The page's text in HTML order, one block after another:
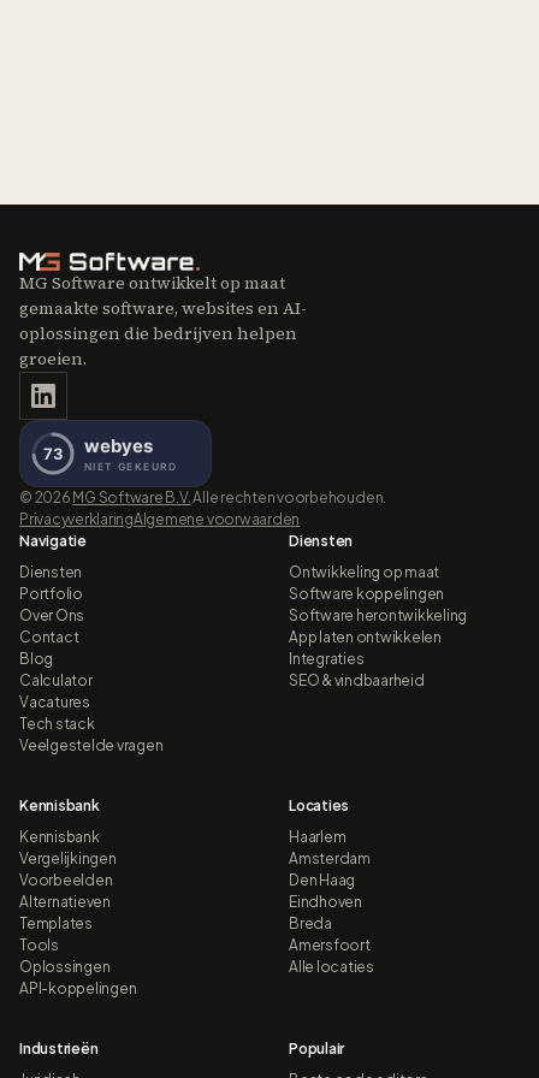
MG Software ontwikkelt op maat
gemaakte software, websites en AI-
oplossingen die bedrijven helpen
groeien.
© 2026 MG Software B.V. Alle rechten voorbehouden.
PrivacyverklaringAlgemene voorwaarden
Navigatie
Diensten
Portfolio
Over Ons
Contact
Blog
Calculator
Vacatures
Tech stack
Veelgestelde vragen
Diensten
Ontwikkeling op maat
Software koppelingen
Software herontwikkeling
App laten ontwikkelen
Integraties
SEO & vindbaarheid
Kennisbank
Kennisbank
Vergelijkingen
Voorbeelden
Alternatieven
Templates
Tools
Oplossingen
API-koppelingen
Locaties
Haarlem
Amsterdam
Den Haag
Eindhoven
Breda
Amersfoort
Alle locaties
Industrieën
Populair